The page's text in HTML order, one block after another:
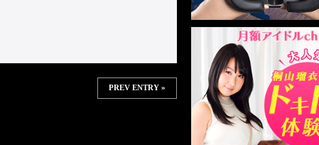
PREV ENTRY »